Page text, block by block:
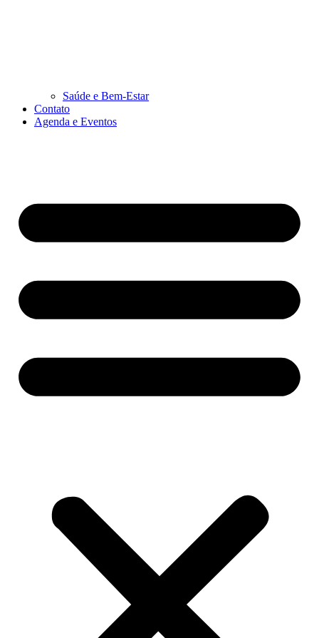
Saúde e Bem-Estar
Contato
Agenda e Eventos